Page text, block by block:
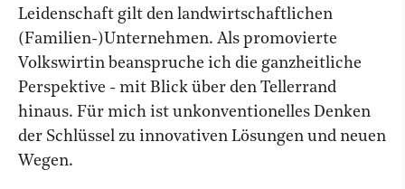
Leidenschaft gilt den landwirtschaftlichen
(Familien-)Unternehmen. Als promovierte
Volkswirtin beanspruche ich die ganzheitliche
Perspektive - mit Blick über den Tellerrand
hinaus. Für mich ist unkonventionelles Denken
der Schlüssel zu innovativen Lösungen und neuen
Wegen.